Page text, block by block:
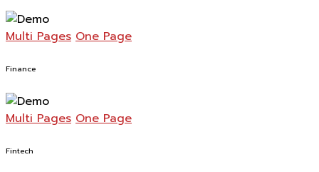
Multi Pages One Page
Finance
Multi Pages One Page
Fintech